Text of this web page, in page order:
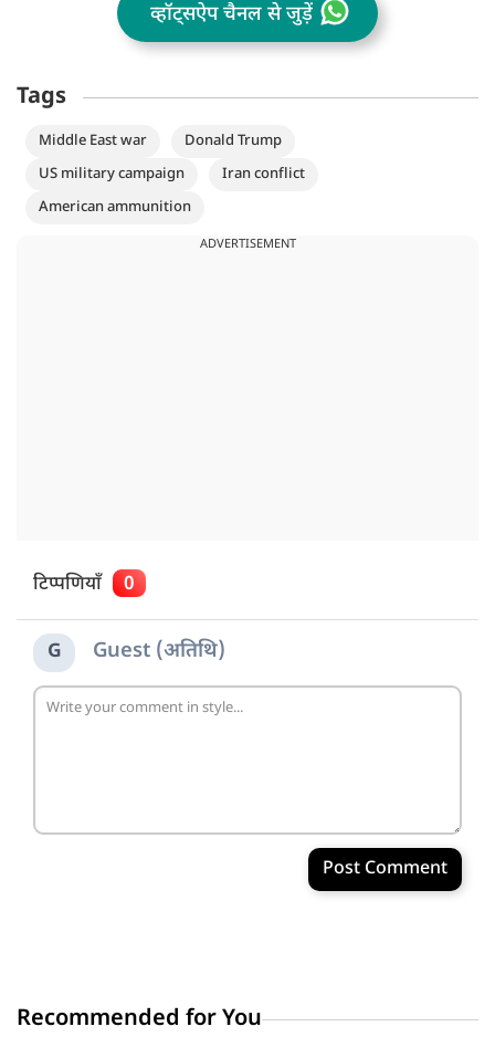
व्हॉट्सऐप चैनल से जुड़ें
Tags
Middle East war
Donald Trump
US military campaign
Iran conflict
American ammunition
ADVERTISEMENT
टिप्पणियाँ 0
G Guest (अतिथि)
Post Comment
Recommended for You